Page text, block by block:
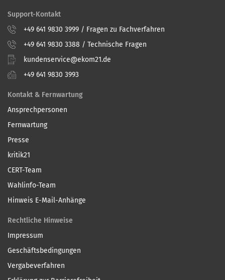
Support-Kontakt
+49 641 9830 3999 / Fragen zu Fachverfahren
+49 641 9830 3388 / Technische Fragen
kundenservice@ekom21.de
+49 641 9830 3993
Kontakt & Fernwartung
Ansprechpersonen
Fernwartung
Presse
kritik21
CERT-Team
Wahlinfo-Team
Hinweis E-Mail-Anhänge
Rechtliche Hinweise
Impressum
Geschäftsbedingungen
Vergabeverfahren